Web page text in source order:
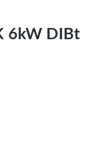
6kW DIBt